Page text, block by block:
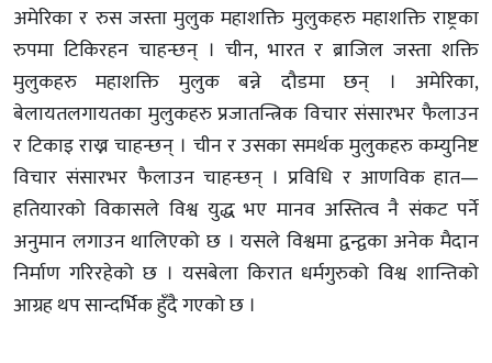
अमेरिका र रुस जस्ता मुलुक महाशक्ति मुलुकहरु महाशक्ति राष्ट्रका
रुपमा टिकिरहन चाहन्छन् । चीन, भारत र ब्राजिल जस्ता शक्ति
मुलुकहरु महाशक्ति मुलुक बन्ने दौडमा छन् । अमेरिका,
बेलायतलगायतका मुलुकहरु प्रजातन्त्रिक विचार संसारभर फैलाउन
र टिकाइ राख्न चाहन्छन् । चीन र उसका समर्थक मुलुकहरु कम्युनिष्ट
विचार संसारभर फैलाउन चाहन्छन् । प्रविधि र आणविक हात—
हतियारको विकासले विश्व युद्ध भए मानव अस्तित्व नै संकट पर्ने
अनुमान लगाउन थालिएको छ । यसले विश्वमा द्वन्द्वका अनेक मैदान
निर्माण गरिरहेको छ । यसबेला किरात धर्मगुरुको विश्व शान्तिको
आग्रह थप सान्दर्भिक हुँदै गएको छ ।